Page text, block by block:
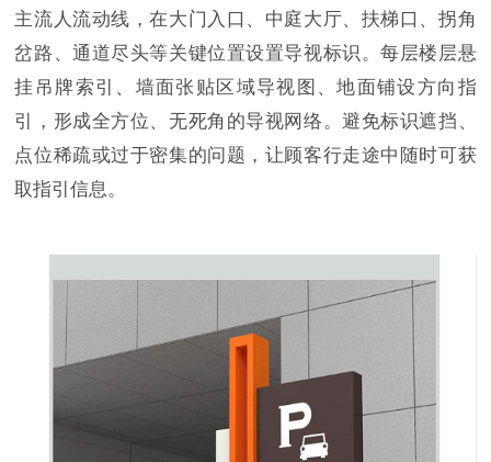
主流人流动线，在大门入口、中庭大厅、扶梯口、拐角
岔路、通道尽头等关键位置设置导视标识。每层楼层悬
挂吊牌索引、墙面张贴区域导视图、地面铺设方向指
引，形成全方位、无死角的导视网络。避免标识遮挡、
点位稀疏或过于密集的问题，让顾客行走途中随时可获
取指引信息。